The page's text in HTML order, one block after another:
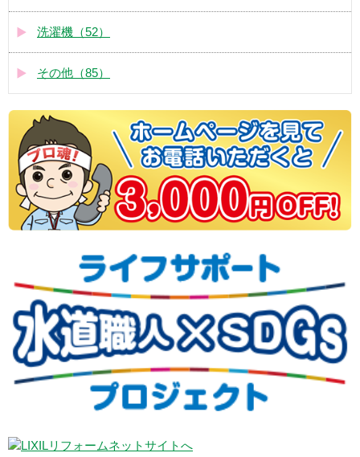
洗濯機（52）
その他（85）